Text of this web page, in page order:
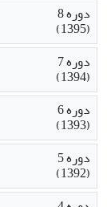
دوره 8
(1395)
دوره 7
(1394)
دوره 6
(1393)
دوره 5
(1392)